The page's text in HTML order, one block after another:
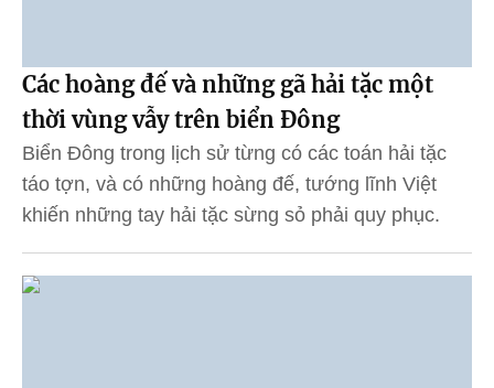
Các hoàng đế và những gã hải tặc một
thời vùng vẫy trên biển Đông
Biển Đông trong lịch sử từng có các toán hải tặc
táo tợn, và có những hoàng đế, tướng lĩnh Việt
khiến những tay hải tặc sừng sỏ phải quy phục.